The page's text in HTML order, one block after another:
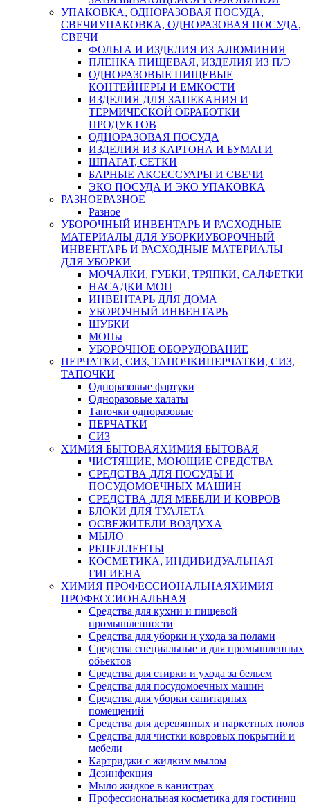
УПАКОВКА, ОДНОРАЗОВАЯ ПОСУДА,
СВЕЧИУПАКОВКА, ОДНОРАЗОВАЯ ПОСУДА,
СВЕЧИ
ФОЛЬГА И ИЗДЕЛИЯ ИЗ АЛЮМИНИЯ
ПЛЕНКА ПИЩЕВАЯ, ИЗДЕЛИЯ ИЗ П/Э
ОДНОРАЗОВЫЕ ПИЩЕВЫЕ
КОНТЕЙНЕРЫ И ЕМКОСТИ
ИЗДЕЛИЯ ДЛЯ ЗАПЕКАНИЯ И
ТЕРМИЧЕСКОЙ ОБРАБОТКИ
ПРОДУКТОВ
ОДНОРАЗОВАЯ ПОСУДА
ИЗДЕЛИЯ ИЗ КАРТОНА И БУМАГИ
ШПАГАТ, СЕТКИ
БАРНЫЕ АКСЕССУАРЫ И СВЕЧИ
ЭКО ПОСУДА И ЭКО УПАКОВКА
РАЗНОЕРАЗНОЕ
Разное
УБОРОЧНЫЙ ИНВЕНТАРЬ И РАСХОДНЫЕ
МАТЕРИАЛЫ ДЛЯ УБОРКИУБОРОЧНЫЙ
ИНВЕНТАРЬ И РАСХОДНЫЕ МАТЕРИАЛЫ
ДЛЯ УБОРКИ
МОЧАЛКИ, ГУБКИ, ТРЯПКИ, САЛФЕТКИ
НАСАДКИ МОП
ИНВЕНТАРЬ ДЛЯ ДОМА
УБОРОЧНЫЙ ИНВЕНТАРЬ
ШУБКИ
МОПы
УБОРОЧНОЕ ОБОРУДОВАНИЕ
ПЕРЧАТКИ, СИЗ, ТАПОЧКИПЕРЧАТКИ, СИЗ,
ТАПОЧКИ
Одноразовые фартуки
Одноразовые халаты
Тапочки одноразовые
ПЕРЧАТКИ
СИЗ
ХИМИЯ БЫТОВАЯХИМИЯ БЫТОВАЯ
ЧИСТЯЩИЕ, МОЮЩИЕ СРЕДСТВА
СРЕДСТВА ДЛЯ ПОСУДЫ И
ПОСУДОМОЕЧНЫХ МАШИН
СРЕДСТВА ДЛЯ МЕБЕЛИ И КОВРОВ
БЛОКИ ДЛЯ ТУАЛЕТА
ОСВЕЖИТЕЛИ ВОЗДУХА
МЫЛО
РЕПЕЛЛЕНТЫ
КОСМЕТИКА, ИНДИВИДУАЛЬНАЯ
ГИГИЕНА
ХИМИЯ ПРОФЕССИОНАЛЬНАЯХИМИЯ
ПРОФЕССИОНАЛЬНАЯ
Средства для кухни и пищевой
промышленности
Средства для уборки и ухода за полами
Средства специальные и для промышленных
объектов
Средства для стирки и ухода за бельем
Средства для посудомоечных машин
Средства для уборки санитарных
помещений
Средства для деревянных и паркетных полов
Средства для чистки ковровых покрытий и
мебели
Картриджи с жидким мылом
Дезинфекция
Мыло жидкое в канистрах
Профессиональная косметика для гостиниц